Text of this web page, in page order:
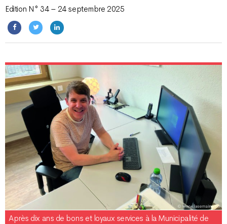
Edition N° 34 – 24 septembre 2025
Après dix ans de bons et loyaux services à la Municipalité de